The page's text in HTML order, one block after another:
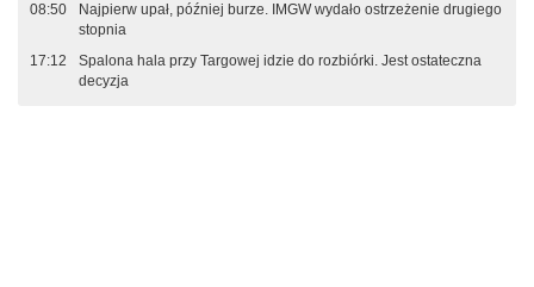
08:50
Najpierw upał, później burze. IMGW wydało ostrzeżenie drugiego
stopnia
17:12
Spalona hala przy Targowej idzie do rozbiórki. Jest ostateczna
decyzja